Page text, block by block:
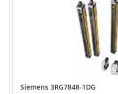
Siemens 3RG7848-1DG